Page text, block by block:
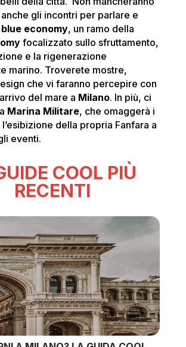
gli incontri per parlare e
blue economy, un ramo della
focalizzato sullo sfruttamento,
e la rigenerazione
marino. Troverete mostre,
che vi faranno percepire con
del mare a Milano. In più, ci
Marina Militare, che omaggerà i
della propria Fanfara a
eventi.
COOL PIÙ
RECENTI